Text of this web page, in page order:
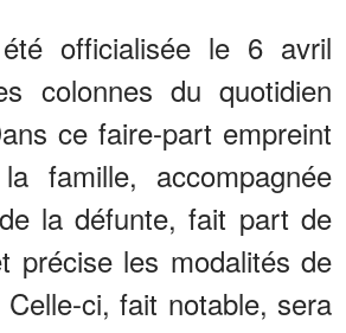
été officialisée le 6 avril
colonnes du quotidien
ce faire-part empreint
famille, accompagnée
la défunte, fait part de
précise les modalités de
ci, fait notable, sera